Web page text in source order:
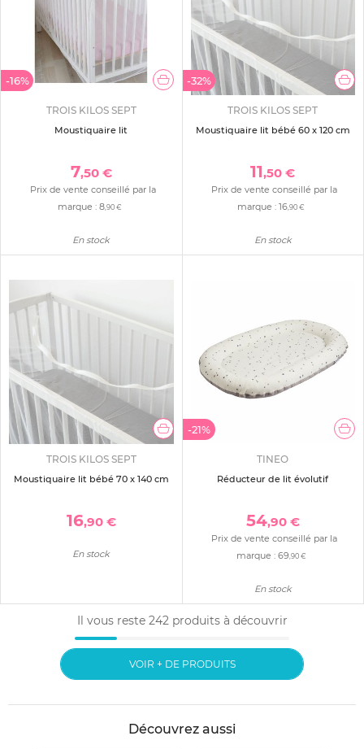
-16%
TROIS KILOS SEPT
Moustiquaire lit
7,50 €
Prix de vente conseillé par la
marque : 8,90 €
En stock
-32%
TROIS KILOS SEPT
Moustiquaire lit bébé 60 x 120 cm
11,50 €
Prix de vente conseillé par la
marque :16,90 €
En stock
TROIS KILOS SEPT
Moustiquaire lit bébé 70 x 140 cm
16,90 €
En stock
-21%
TINEO
Réducteur de lit évolutif
54,90 €
Prix de vente conseillé par la
marque : 69 ,90 €
En stock
Il vous reste 242produits à découvrir
VOIR + DE PRODUITS
Découvrez aussi